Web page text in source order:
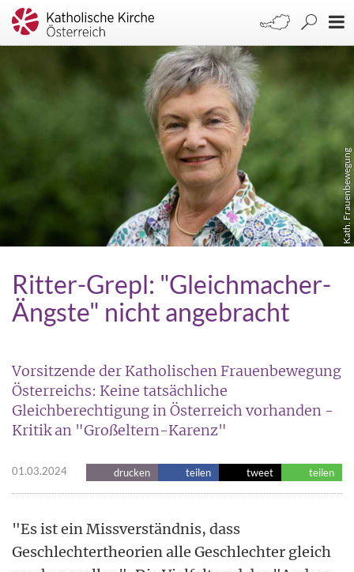
Kath. Frauenbewegung
Ritter-Grepl: "Gleichmacher-
Ängste" nicht angebracht
Vorsitzende der Katholischen Frauenbewegung
Österreichs: Keine tatsächliche
Gleichberechtigung in Österreich vorhanden -
Kritik an "Großeltern-Karenz"
01.03.2024 drucken teilen tweet teilen
"Es ist ein Missverständnis, dass
Geschlechtertheorien alle Geschlechter gleich